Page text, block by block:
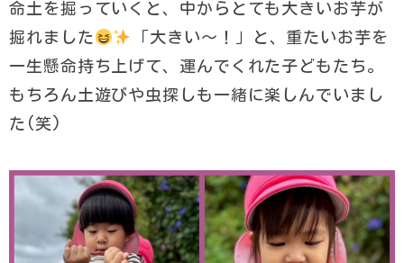
命土を掘っていくと、中からとても大きいお芋が
掘れました
｢大きい〜！」と、重たいお芋を
一生懸命持ち上げて、運んでくれた子どもたち。
もちろん土遊びや虫探しも一緒に楽しんでいまし
た(笑)